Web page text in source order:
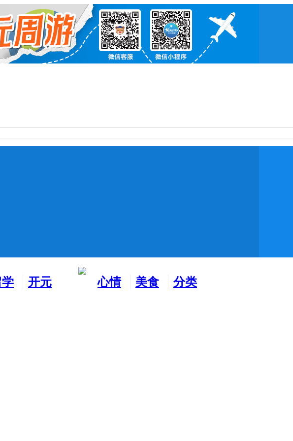
学
开元
心情
美食
分类